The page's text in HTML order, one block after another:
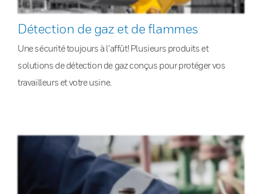
Détection de gaz et de flammes
Une sécurité toujours à l’affût! Plusieurs produits et
solutions de détection de gaz conçus pour protéger vos
travailleurs et votre usine.